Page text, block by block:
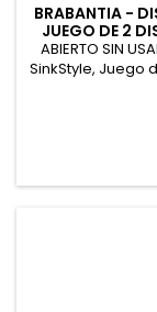
BRABANTIA -
JUEGO DE 2
ABIERTO SIN
SinkStyle, Juego
lavavajillas,